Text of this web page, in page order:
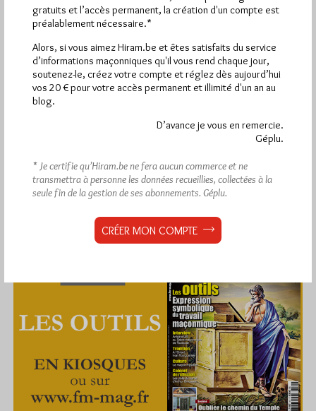
Abonnement aux Newsletters - RSS
gratuits et l’accès permanent, la création d'un compte est
préalablement nécessaire.*
Alors, si vous aimez Hiram.be et êtes satisfaits du service
d’informations maçonniques qu'il vous rend chaque jour,
soutenez-le, créez votre compte et réglez dès aujourd’hui
vos 20 € pour votre accès permanent et illimité d'un an au
blog.
D’avance je vous en remercie.
Géplu.
* Je certifie qu’Hiram.be ne fera aucun commerce et ne
transmettra à personne les données recueillies, collectées à la
seule fin de la gestion de ses abonnements. Géplu.
CRÉER MON COMPTE